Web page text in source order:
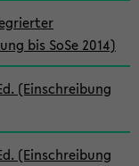
bis SoSe 2014)
(Einschreibung
(Einschreibung